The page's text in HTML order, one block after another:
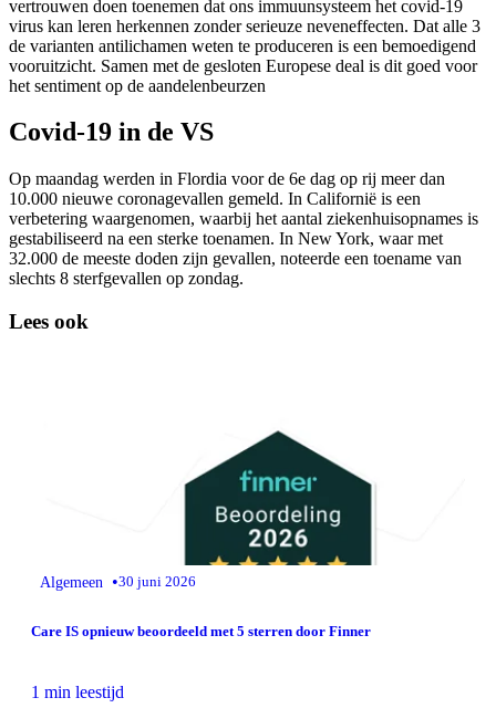
vertrouwen doen toenemen dat ons immuunsysteem het covid-19
virus kan leren herkennen zonder serieuze neveneffecten. Dat alle 3
de varianten antilichamen weten te produceren is een bemoedigend
vooruitzicht. Samen met de gesloten Europese deal is dit goed voor
het sentiment op de aandelenbeurzen
Covid-19 in de VS
Op maandag werden in Flordia voor de 6e dag op rij meer dan
10.000 nieuwe coronagevallen gemeld. In Californië is een
verbetering waargenomen, waarbij het aantal ziekenhuisopnames is
gestabiliseerd na een sterke toenamen. In New York, waar met
32.000 de meeste doden zijn gevallen, noteerde een toename van
slechts 8 sterfgevallen op zondag.
Lees ook
Algemeen •30 juni 2026
Care IS opnieuw beoordeeld met 5 sterren door Finner
1 min leestijd